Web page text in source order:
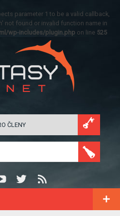
parameter 1 to be a valid callback,
not found or invalid function name in
wp-includes/plugin.php on line 525
ČLENY